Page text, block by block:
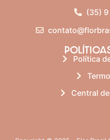
(35)
Política
Central